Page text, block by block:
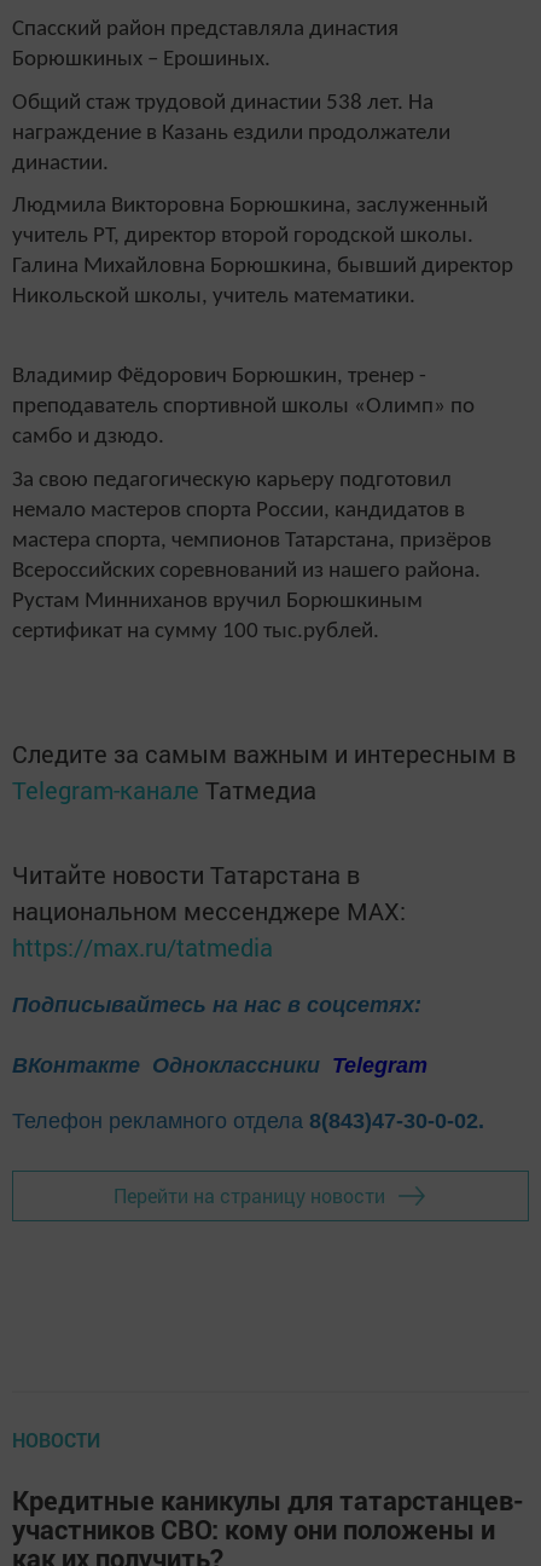
Спасский район представляла династия
Борюшкиных – Ерошиных.
Общий стаж трудовой династии 538 лет. На
награждение в Казань ездили продолжатели
династии.
Людмила Викторовна Борюшкина, заслуженный
учитель РТ, директор второй городской школы.
Галина Михайловна Борюшкина, бывший директор
Никольской школы, учитель математики.
Владимир Фёдорович Борюшкин, тренер -
преподаватель спортивной школы «Олимп» по
самбо и дзюдо.
За свою педагогическую карьеру подготовил
немало мастеров спорта России, кандидатов в
мастера спорта, чемпионов Татарстана, призёров
Всероссийских соревнований из нашего района.
Рустам Минниханов вручил Борюшкиным
сертификат на сумму 100 тыс.рублей.
Следите за самым важным и интересным в
Telegram-канале Татмедиа
Читайте новости Татарстана в
национальном мессенджере MАХ:
https://max.ru/tatmedia
Подписывайтесь на нас в соцсетях:
ВКонтакте Одноклассники Telegram
Телефон рекламного отдела 8(843)47-30-0-02.
Перейти на страницу новости
НОВОСТИ
Кредитные каникулы для татарстанцев-
участников СВО: кому они положены и
как их получить?